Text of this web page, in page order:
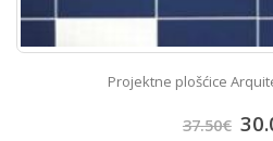
Projektne plošćice
37.50€